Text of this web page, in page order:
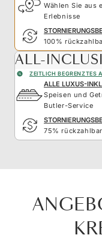
Wählen Sie aus
Erlebnisse
100%
ALL-
ZEITLICH BEGRENZTES
ALLE LUXUS-
Speisen und
Butler-Service
75%